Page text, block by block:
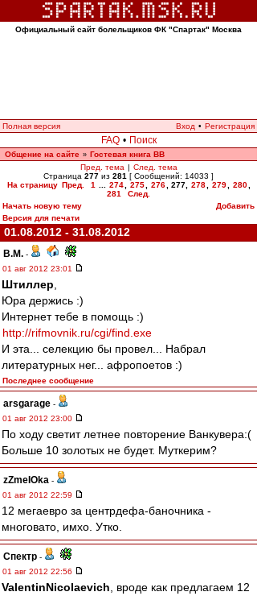
Официальный сайт болельщиков ФК "Спартак" Москва
Полная версия Вход • Регистрация
FAQ • Поиск
Общение на сайте » Гостевая книга ВВ
Пред. тема | След. тема
Страница 277 из 281 [ Сообщений: 14033 ]
На страницу Пред. 1 274 275 276 277 278 279 280
281
След.
Начать новую тему
Добавить
Версия для печати
01.08.2012 - 31.08.2012
В.М. -
01 авг 2012 23:01
Штиллер
Юра держись :)
Интернет тебе в помощь :)
http://rifmovnik.ru/cgi/find.exe
И эта... селекцию бы провел... Набрал
литературных нег... афропоетов :)
Последнее сообщение
arsgarage -
01 авг 2012 23:00
По ходу светит летнее повторение Ванкувера:(
Больше 10 золотых не будет. Муткерим?
zZmeIOka -
01 авг 2012 22:59
12 мегаевро за центрдефа-баночника -
многовато, имхо. Утко.
Спектр -
01 авг 2012 22:56
ValentinNicolaevich , вроде как предлагаем 12